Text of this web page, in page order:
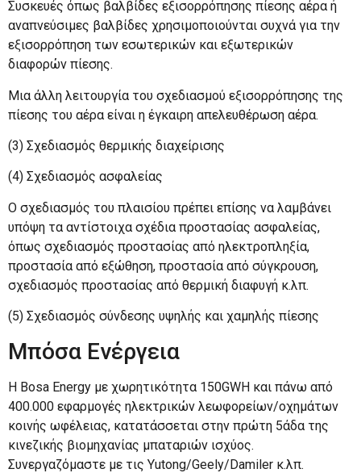
Συσκευές όπως βαλβίδες εξισορρόπησης πίεσης αέρα ή
αναπνεύσιμες βαλβίδες χρησιμοποιούνται συχνά για την
εξισορρόπηση των εσωτερικών και εξωτερικών
διαφορών πίεσης.
Μια άλλη λειτουργία του σχεδιασμού εξισορρόπησης της
πίεσης του αέρα είναι η έγκαιρη απελευθέρωση αέρα.
(3) Σχεδιασμός θερμικής διαχείρισης
(4) Σχεδιασμός ασφαλείας
Ο σχεδιασμός του πλαισίου πρέπει επίσης να λαμβάνει
υπόψη τα αντίστοιχα σχέδια προστασίας ασφαλείας,
όπως σχεδιασμός προστασίας από ηλεκτροπληξία,
προστασία από εξώθηση, προστασία από σύγκρουση,
σχεδιασμός προστασίας από θερμική διαφυγή κ.λπ.
(5) Σχεδιασμός σύνδεσης υψηλής και χαμηλής πίεσης
Μπόσα Ενέργεια
Η Bosa Energy με χωρητικότητα 150GWH και πάνω από
400.000 εφαρμογές ηλεκτρικών λεωφορείων/οχημάτων
κοινής ωφέλειας, κατατάσσεται στην πρώτη 5άδα της
κινεζικής βιομηχανίας μπαταριών ισχύος.
Συνεργαζόμαστε με τις Yutong/Geely/Damiler κ.λπ.